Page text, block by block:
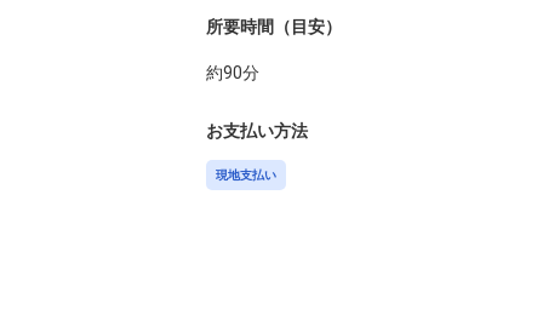
所要時間（目安）
約90分
お支払い方法
現地支払い